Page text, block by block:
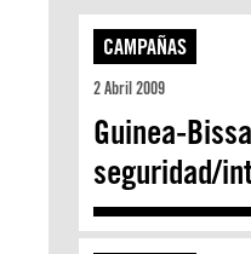
CAMPAÑAS
2 Abril 2009
Guinea-
seguridad/